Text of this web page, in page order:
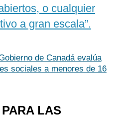
o cualquier
a gran escala”.
de Canadá evalúa
sociales a menores de 16
LAS